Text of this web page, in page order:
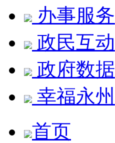
办事服务
政民互动
政府数据
幸福永州
首页